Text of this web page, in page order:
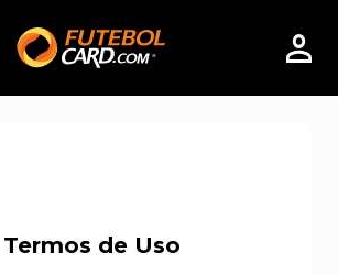
Termos de Uso